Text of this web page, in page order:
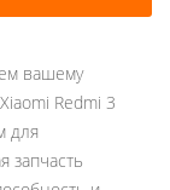
вашему
Redmi 3
для
запчасть